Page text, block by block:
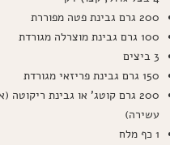
200 גרם גבינת פטה מפוררת
100 גרם גבינת מוצרלה מגורדת
3 ביצים
150 גרם גבינת פריזאי מגורדת
200 גרם קוטג' או גבינת
עשירה)
1 כף מלח